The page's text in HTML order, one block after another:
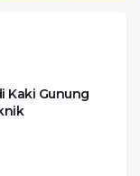
Kaki Gunung